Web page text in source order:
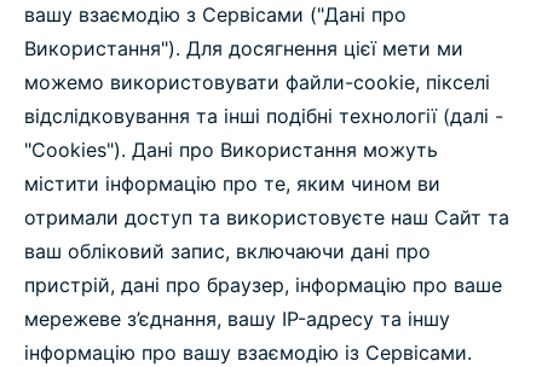
вашу взаємодію з Сервісами ("Дані про
Використання"). Для досягнення цієї мети ми
можемо використовувати файли-cookie, пікселі
відслідковування та інші подібні технології (далі -
"Cookies"). Дані про Використання можуть
містити інформацію про те, яким чином ви
отримали доступ та використовуєте наш Сайт та
ваш обліковий запис, включаючи дані про
пристрій, дані про браузер, інформацію про ваше
мережеве з’єднання, вашу IP-адресу та іншу
інформацію про вашу взаємодію із Сервісами.